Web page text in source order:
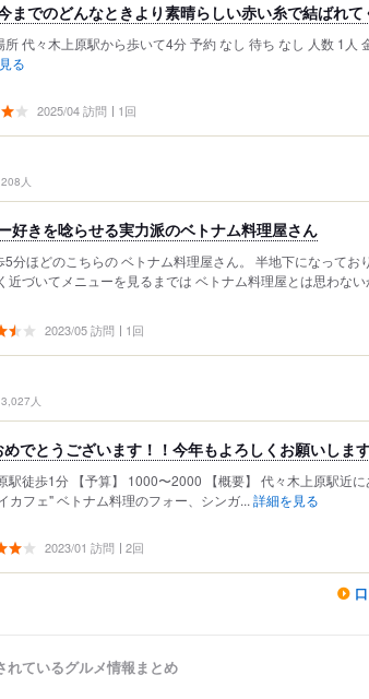
までのどんなときより素晴らしい赤い糸で結ばれて
代々木上原駅から歩いて4分 予約 なし 待ち なし 人数 1人
る
2025/04 訪問 1回
人
きを唸らせる実力派のベトナム料理屋さん
分ほどのこちらの ベトナム料理屋さん。 半地下になってお
近づいてメニューを見るまでは ベトナム料理屋とは思わない
2023/05 訪問 1回
人
でとうございます！！今年もよろしくお願いしま
駅徒歩1分 【予算】 1000〜2000 【概要】 代々木上原駅近
カフェ" ベトナム料理のフォー、シンガ... 詳細を見る
2023/01 訪問 2回
れているグルメ情報まとめ